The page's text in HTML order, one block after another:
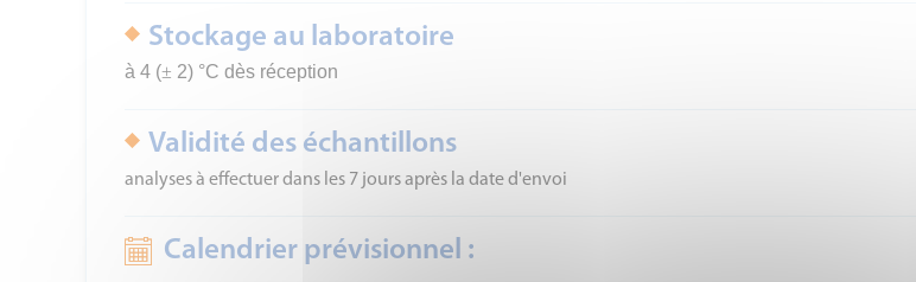
Stockage au laboratoire
à 4 (± 2) °C dès réception
Validité des échantillons
analyses à effectuer dans les 7 jours après la date d'envoi
Calendrier prévisionnel :